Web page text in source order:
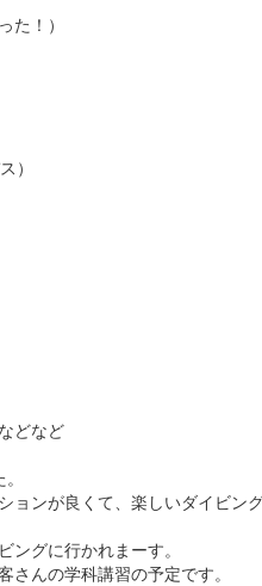
た！）
）
どなど
ョンが良くて、楽しいダイビン
ングに行かれまーす。
さんの学科講習の予定です。